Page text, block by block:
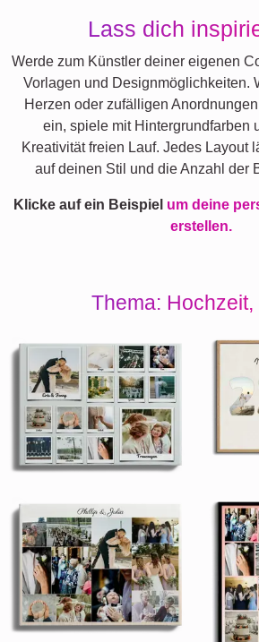
Lass dich
Werde zum Künstler deiner eigenen
Vorlagen und Designmöglichkeiten.
Herzen oder zufälligen
ein, spiele mit Hintergrundfarben
Kreativität freien Lauf. Jedes Layout
auf deinen Stil und die Anzahl der
Klicke auf ein Beispiel um deine
erstellen.
Thema: Hochzeit,